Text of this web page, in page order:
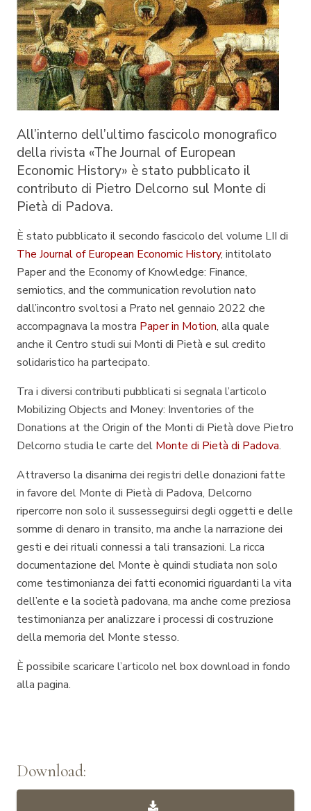
All’interno dell’ultimo fascicolo monografico
della rivista «The Journal of European
Economic History» è stato pubblicato il
contributo di Pietro Delcorno sul Monte di
Pietà di Padova.
È stato pubblicato il secondo fascicolo del volume LII di
The Journal of European Economic History, intitolato
Paper and the Economy of Knowledge: Finance,
semiotics, and the communication revolution nato
dall’incontro svoltosi a Prato nel gennaio 2022 che
accompagnava la mostra Paper in Motion, alla quale
anche il Centro studi sui Monti di Pietà e sul credito
solidaristico ha partecipato.
Tra i diversi contributi pubblicati si segnala l’articolo
Mobilizing Objects and Money: Inventories of the
Donations at the Origin of the Monti di Pietà dove Pietro
Delcorno studia le carte del Monte di Pietà di Padova.
Attraverso la disanima dei registri delle donazioni fatte
in favore del Monte di Pietà di Padova, Delcorno
ripercorre non solo il sussesseguirsi degli oggetti e delle
somme di denaro in transito, ma anche la narrazione dei
gesti e dei rituali connessi a tali transazioni. La ricca
documentazione del Monte è quindi studiata non solo
come testimonianza dei fatti economici riguardanti la vita
dell’ente e la società padovana, ma anche come preziosa
testimonianza per analizzare i processi di costruzione
della memoria del Monte stesso.
È possibile scaricare l’articolo nel box download in fondo
alla pagina.
Download: